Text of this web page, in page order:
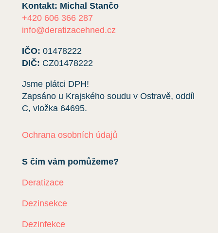
Kontakt: Michal Stančo
+420 606 366 287
info@deratizacehned.cz
IČO: 01478222
DIČ: CZ01478222
Jsme plátci DPH!
Zapsáno u Krajského soudu v Ostravě, oddíl
C, vložka 64695.
Ochrana osobních údajů
S čím vám pomůžeme?
Deratizace
Dezinsekce
Dezinfekce